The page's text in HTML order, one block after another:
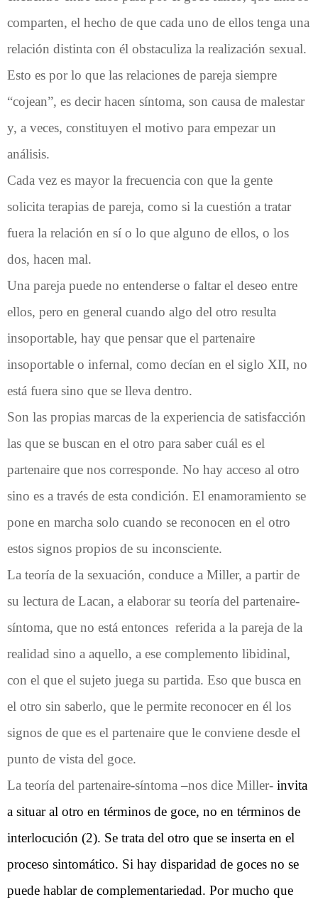
comparten, el hecho de que cada uno de ellos tenga una
relación distinta con él obstaculiza la realización sexual.
Esto es por lo que las relaciones de pareja siempre
“cojean”, es decir hacen síntoma, son causa de malestar
y, a veces, constituyen el motivo para empezar un
análisis.
Cada vez es mayor la frecuencia con que la gente
solicita terapias de pareja, como si la cuestión a tratar
fuera la relación en sí o lo que alguno de ellos, o los
dos, hacen mal.
Una pareja puede no entenderse o faltar el deseo entre
ellos, pero en general cuando algo del otro resulta
insoportable, hay que pensar que el partenaire
insoportable o infernal, como decían en el siglo XII, no
está fuera sino que se lleva dentro.
Son las propias marcas de la experiencia de satisfacción
las que se buscan en el otro para saber cuál es el
partenaire que nos corresponde. No hay acceso al otro
sino es a través de esta condición. El enamoramiento se
pone en marcha solo cuando se reconocen en el otro
estos signos propios de su inconsciente.
La teoría de la sexuación, conduce a Miller, a partir de
su lectura de Lacan, a elaborar su teoría del partenaire-
síntoma, que no está entonces referida a la pareja de la
realidad sino a aquello, a ese complemento libidinal,
con el que el sujeto juega su partida. Eso que busca en
el otro sin saberlo, que le permite reconocer en él los
signos de que es el partenaire que le conviene desde el
punto de vista del goce.
La teoría del partenaire-síntoma –nos dice Miller- invita
a situar al otro en términos de goce, no en términos de
interlocución (2). Se trata del otro que se inserta en el
proceso sintomático. Si hay disparidad de goces no se
puede hablar de complementariedad. Por mucho que